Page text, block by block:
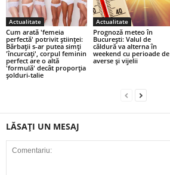
Actualitate
Cum arată 'femeia
perfectă' potrivit științei:
Bărbații s-ar putea simți
'încurcați', corpul feminin
perfect are o altă
'formulă' decât proporția
șolduri-talie
Actualitate
Prognoză meteo în
București: Valul de
căldură va alterna în
weekend cu perioade de
averse şi vijelii
LĂSAȚI UN MESAJ